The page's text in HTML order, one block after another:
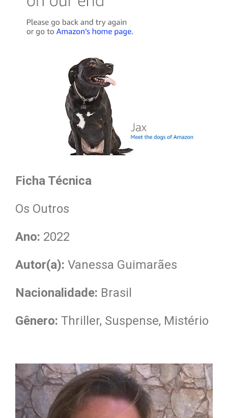
Ficha Técnica
Os Outros
Ano: 2022
Autor(a): Vanessa Guimarães
Nacionalidade: Brasil
Gênero: Thriller, Suspense, Mistério